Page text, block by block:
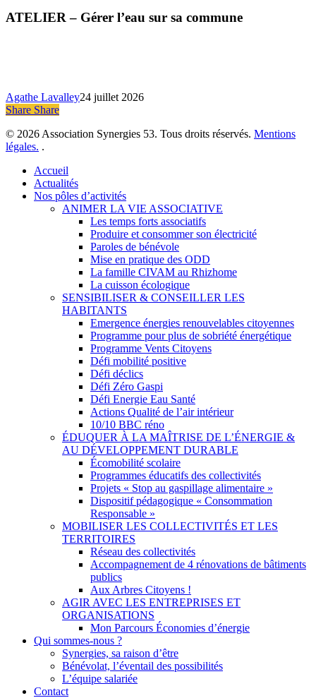
Gérer
ATELIER – Gérer l’eau sur sa commune
Agathe Lavalley24 juillet 2026
Share
Share Share
© 2026 Association Synergies 53. Tous droits réservés. Mentions
légales. .
Close
Menu
Accueil
Actualités
Nos pôles d’activités
ANIMER LA VIE ASSOCIATIVE
Les temps forts associatifs
Produire et consommer son électricité
Paroles de bénévole
Mise en pratique des ODD
La famille CIVAM au Rhizhome
La cuisson écologique
SENSIBILISER & CONSEILLER LES
HABITANTS
Emergence énergies renouvelables citoyennes
Programme pour plus de sobriété énergétique
Programme Vents Citoyens
Défi mobilité positive
Défi déclics
Défi Zéro Gaspi
Défi Energie Eau Santé
Actions Qualité de l’air intérieur
10/10 BBC réno
ÉDUQUER À LA MAÎTRISE DE L’ÉNERGIE &
AU DÉVELOPPEMENT DURABLE
Écomobilité scolaire
Programmes éducatifs des collectivités
Projets « Stop au gaspillage alimentaire »
Dispositif pédagogique « Consommation
Responsable »
MOBILISER LES COLLECTIVITÉS ET LES
TERRITOIRES
Réseau des collectivités
Accompagnement de 4 rénovations de bâtiments
publics
Aux Arbres Citoyens !
AGIR AVEC LES ENTREPRISES ET
ORGANISATIONS
Mon Parcours Économies d’énergie
Qui sommes-nous ?
Synergies, sa raison d’être
Bénévolat, l’éventail des possibilités
L’équipe salariée
Contact